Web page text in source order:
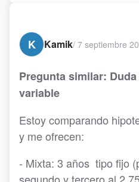
K
Kamik/ 7 septiembre
Pregunta similar:
variable
Estoy comparando
y me ofrecen:
- Mixta: 3 años tipo fijo